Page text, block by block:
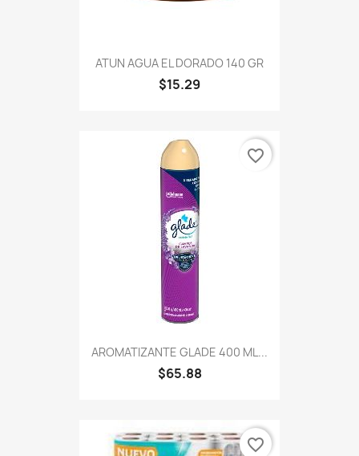
ATUN AGUA EL DORADO 140 GR
$15.29
AROMATIZANTE GLADE 400 ML...
$65.88
favorite_border
favorite_border